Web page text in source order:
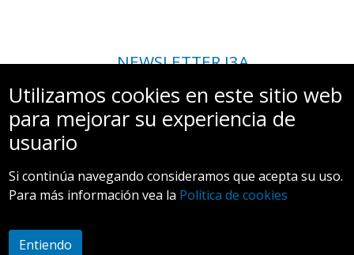
NEWSLETTER I3A
Si deseas recibir nuestro boletín mensual, envíanos un correo a:
comunicacion.i3a@unizar.es
Utilizamos cookies en este sitio web
para mejorar su experiencia de
usuario
Si continúa navegando consideramos que acepta su uso.
Para más información vea la Política de cookies
Entiendo